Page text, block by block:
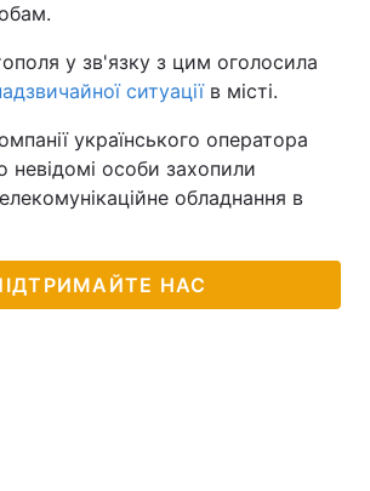
у зв'язку з цим оголосила
ситуаціїв місті.
українського оператора
невідомі особи захопили
обладнання в
НАС